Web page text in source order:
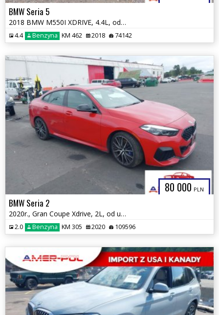
BMW Seria 5
2018 BMW M550I XDRIVE, 4.4L, od ubezpieczalni
4.4 Benzyna KM 462 2018 74142
80 000 PLN
BMW Seria 2
2020r., Gran Coupe Xdrive, 2L, od ubezpieczalni
2.0 Benzyna KM 305 2020 109596